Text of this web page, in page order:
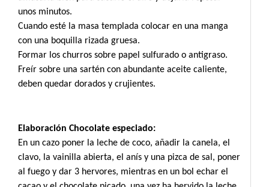
unos minutos.
Cuando esté la masa templada colocar en una manga
con una boquilla rizada gruesa.
Formar los churros sobre papel sulfurado o antigraso.
Freír sobre una sartén con abundante aceite caliente,
deben quedar dorados y crujientes.
Elaboración Chocolate especiado:
En un cazo poner la leche de coco, añadir la canela, el
clavo, la vainilla abierta, el anís y una pizca de sal, poner
al fuego y dar 3 hervores, mientras en un bol echar el